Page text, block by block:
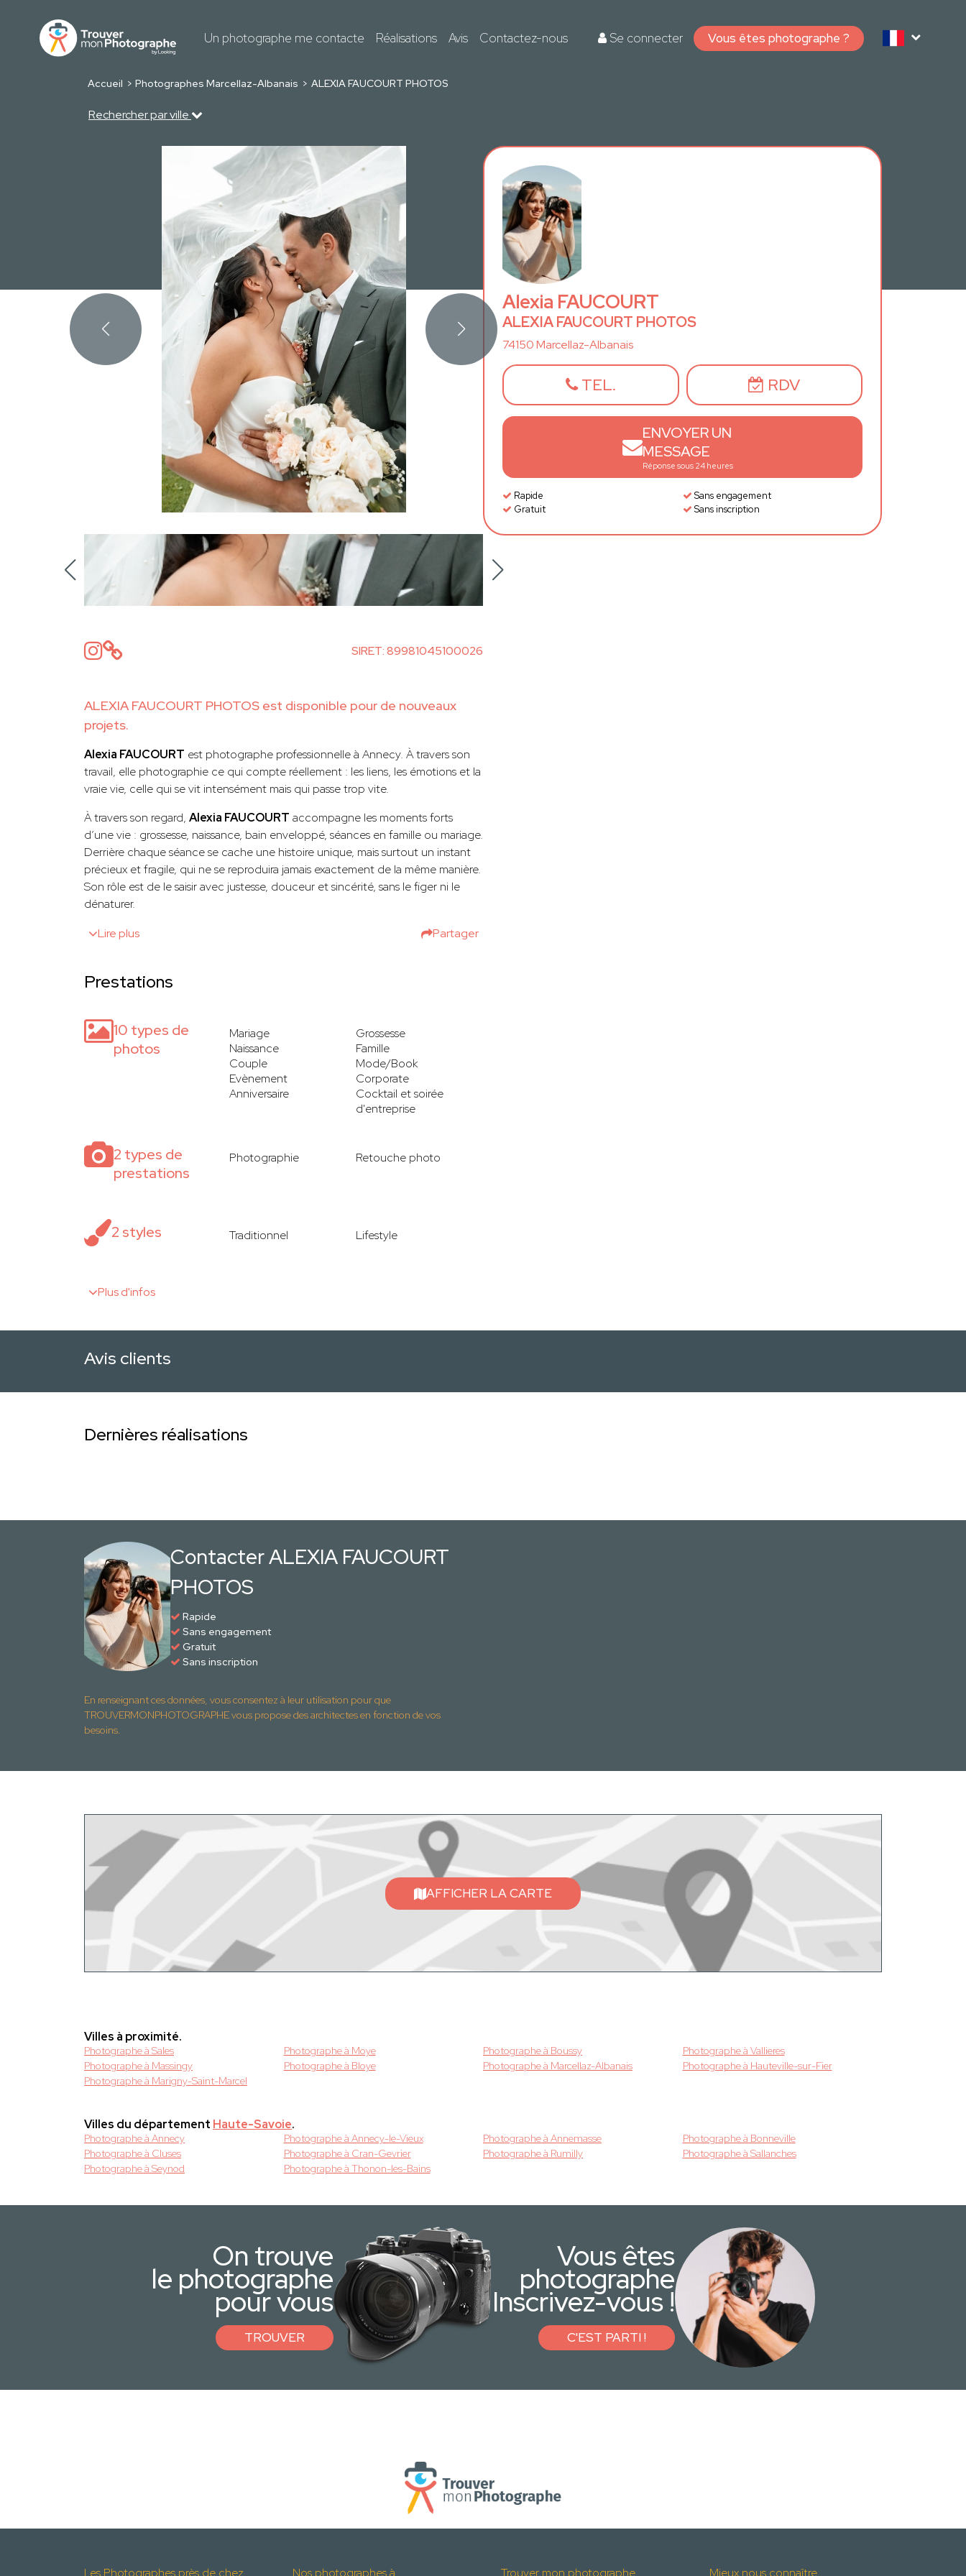
Un photographe me contacte Réalisations Avis Contactez-nous Se connecter Vous êtes photographe ?
Accueil Photographes Marcellaz-Albanais ALEXIA FAUCOURT PHOTOS
Rechercher par ville
SIRET: 89981045100026
ALEXIA FAUCOURT PHOTOS est disponible pour de nouveaux
projets.
Alexia FAUCOURT est photographe professionnelle à Annecy. À travers son
travail, elle photographie ce qui compte réellement : les liens, les émotions et la
vraie vie, celle qui se vit intensément mais qui passe trop vite.
À travers son regard, Alexia FAUCOURT accompagne les moments forts
d’une vie : grossesse, naissance, bain enveloppé, séances en famille ou mariage.
Derrière chaque séance se cache une histoire unique, mais surtout un instant
précieux et fragile, qui ne se reproduira jamais exactement de la même manière.
Son rôle est de le saisir avec justesse, douceur et sincérité, sans le figer ni le
dénaturer.
Lire plus
Partager
Prestations
10 types de
photos
Mariage
Grossesse
Naissance
Famille
Couple
Mode/Book
Evènement
Corporate
Anniversaire
Cocktail et soirée
d'entreprise
2 types de
prestations
Photographie Retouche photo
2 styles Traditionnel Lifestyle
Plus d'infos
Avis clients
Dernières réalisations
Alexia FAUCOURT
ALEXIA FAUCOURT PHOTOS
74150 Marcellaz-Albanais
TEL. RDV
ENVOYER UN
MESSAGE
Réponse sous 24 heures
Rapide
Sans engagement
Gratuit
Sans inscription
Contacter ALEXIA FAUCOURT
PHOTOS
Rapide
Sans engagement
Gratuit
Sans inscription
En renseignant ces données, vous consentez à leur utilisation pour que
TROUVERMONPHOTOGRAPHE vous propose des architectes en fonction de vos
besoins.
AFFICHER LA CARTE
Villes à proximité.
Photographe à Sales Photographe à Moye Photographe à Boussy
Photographe à Vallieres
Photographe à Massingy
Photographe à Bloye Photographe à Marcellaz-Albanais
Photographe à Hauteville-sur-Fier
Photographe à Marigny-Saint-Marcel
Villes du département Haute-Savoie.
Photographe à Annecy Photographe à Annecy-le-Vieux Photographe à Annemasse
Photographe à Bonneville
Photographe à Cluses
Photographe à Cran-Gevrier Photographe à Rumilly
Photographe à Sallanches
Photographe à Seynod
Photographe à Thonon-les-Bains
On trouve
le photographe
pour vous
TROUVER
Vous êtes
photographe
Inscrivez-vous !
C'EST PARTI !
Les Photographes près de chez Nos photographes à Trouver mon photographe Mieux nous connaître